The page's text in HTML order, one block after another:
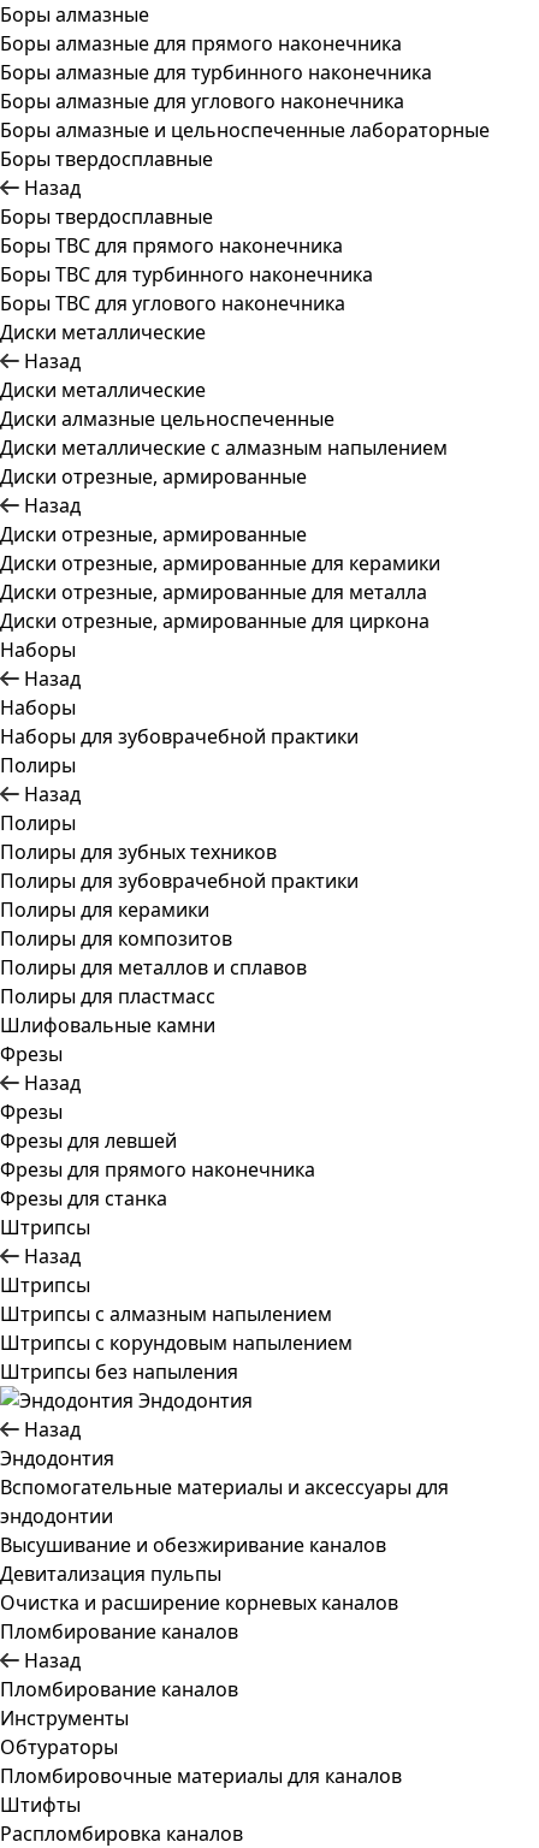
Боры алмазные
Боры алмазные для прямого наконечника
Боры алмазные для турбинного наконечника
Боры алмазные для углового наконечника
Боры алмазные и цельноспеченные лабораторные
Боры твердосплавные
Назад
Боры твердосплавные
Боры ТВС для прямого наконечника
Боры ТВС для турбинного наконечника
Боры ТВС для углового наконечника
Диски металлические
Назад
Диски металлические
Диски алмазные цельноспеченные
Диски металлические с алмазным напылением
Диски отрезные, армированные
Назад
Диски отрезные, армированные
Диски отрезные, армированные для керамики
Диски отрезные, армированные для металла
Диски отрезные, армированные для циркона
Наборы
Назад
Наборы
Наборы для зубоврачебной практики
Полиры
Назад
Полиры
Полиры для зубных техников
Полиры для зубоврачебной практики
Полиры для керамики
Полиры для композитов
Полиры для металлов и сплавов
Полиры для пластмасс
Шлифовальные камни
Фрезы
Назад
Фрезы
Фрезы для левшей
Фрезы для прямого наконечника
Фрезы для станка
Штрипсы
Назад
Штрипсы
Штрипсы c алмазным напылением
Штрипсы c корундовым напылением
Штрипсы без напыления
Эндодонтия
Назад
Эндодонтия
Вспомогательные материалы и аксессуары для
эндодонтии
Высушивание и обезжиривание каналов
Девитализация пульпы
Очистка и расширение корневых каналов
Пломбирование каналов
Назад
Пломбирование каналов
Инструменты
Обтураторы
Пломбировочные материалы для каналов
Штифты
Распломбировка каналов